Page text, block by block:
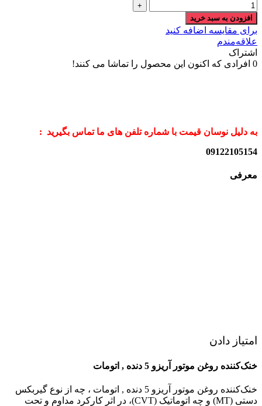
افزودن به سبد خرید
برای مقایسه اضافه کنید
علاقه‌مندم
اشتراک
0 افرادی که اکنون این محصول را تماشا می کنند!
به دلیل نوسان قیمت با شماره تلفن های ما تماس بگیرید :
09122105154
معرفی
امتیاز دادن
خنک‌کننده روغن موتور آریزو 5 دنده , اتومات
خنک‌کننده روغن موتور آریزو 5 دنده , اتومات ، چه از نوع گیربکس
دستی (MT) و چه اتوماتیک (CVT)، در اثر کارکرد مداوم و تحت